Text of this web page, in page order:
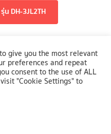
น DH-3JL2TH
give you the most relevant
preferences and repeat
consent to the use of ALL
"Cookie Settings" to